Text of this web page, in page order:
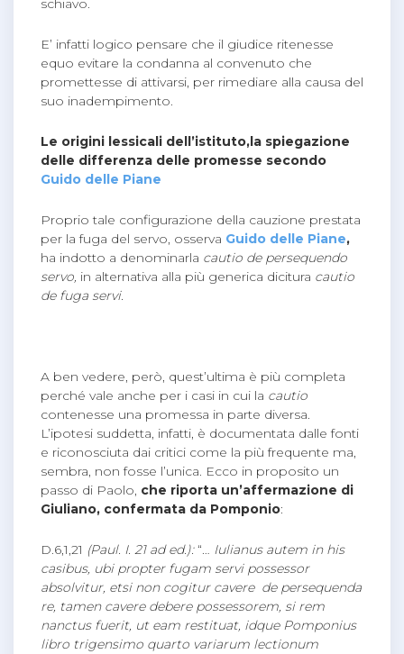
schiavo.
E’ infatti logico pensare che il giudice ritenesse
equo evitare la condanna al convenuto che
promettesse di attivarsi, per rimediare alla causa del
suo inadempimento.
Le origini lessicali dell’istituto,la spiegazione
delle differenza delle promesse secondo
Guido delle Piane
Proprio tale configurazione della cauzione prestata
per la fuga del servo, osserva Guido delle Piane,
ha indotto a denominarla cautio de persequendo
servo, in alternativa alla più generica dicitura cautio
de fuga servi.
A ben vedere, però, quest’ultima è più completa
perché vale anche per i casi in cui la cautio
contenesse una promessa in parte diversa.
L’ipotesi suddetta, infatti, è documentata dalle fonti
e riconosciuta dai critici come la più frequente ma,
sembra, non fosse l’unica. Ecco in proposito un
passo di Paolo, che riporta un’affermazione di
Giuliano, confermata da Pomponio:
D.6,1,21 (Paul. I. 21 ad ed.):“… Iulianus autem in his
casibus, ubi propter fugam servi possessor
absolvitur, etsi non cogitur cavere de persequenda
re, tamen cavere debere possessorem, si rem
nanctus fuerit, ut eam restituat, idque Pomponius
libro trigensimo quarto variarum lectionum